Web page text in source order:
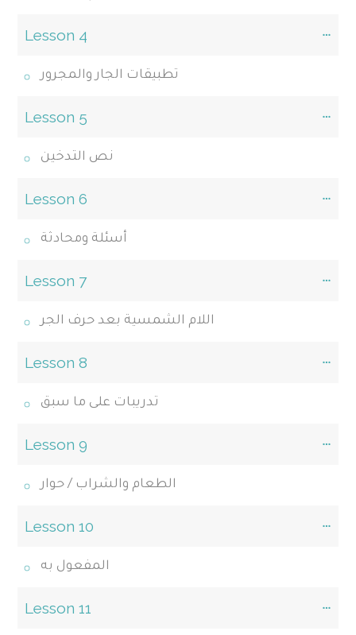
Lesson 4
تطبيقات الجار والمجرور
Lesson 5
نص التدخين
Lesson 6
أسئلة ومحادثة
Lesson 7
اللام الشمسية بعد حرف الجر
Lesson 8
تدريبات على ما سبق
Lesson 9
الطعام والشراب / حوار
Lesson 10
المفعول به
Lesson 11